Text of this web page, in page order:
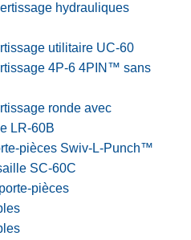
hydrauliques
utilitaire UC-60
4P-6 4PIN™ sans
ronde avec
LR-60B
pièces Swiv-L-Punch™
SC-60C
pièces